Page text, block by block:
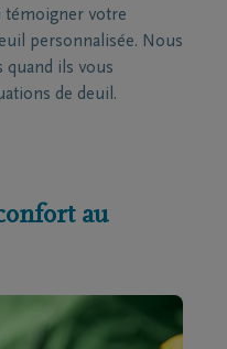
témoigner votre
personnalisée. Nous
quand ils vous
de deuil.
au